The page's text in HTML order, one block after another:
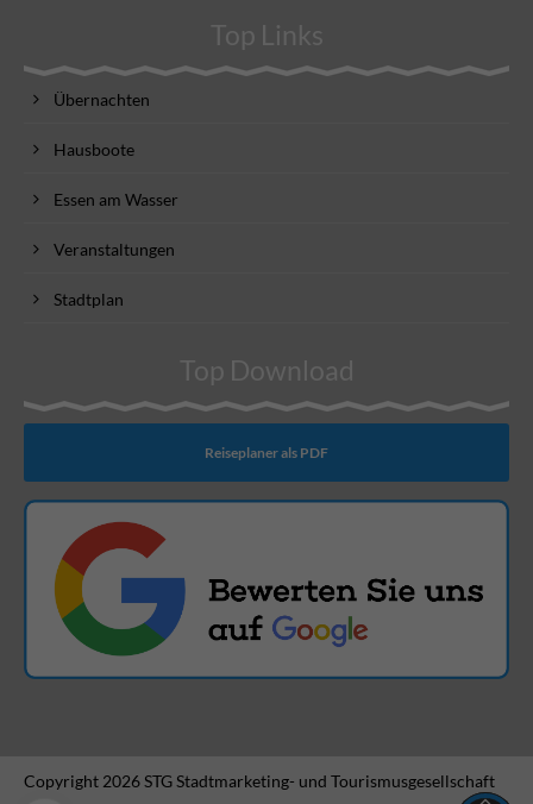
Top Links
Übernachten
Hausboote
Essen am Wasser
Veranstaltungen
Stadtplan
Top Download
Reiseplaner als PDF
Copyright 2026 STG Stadtmarketing- und Tourismusgesellschaft